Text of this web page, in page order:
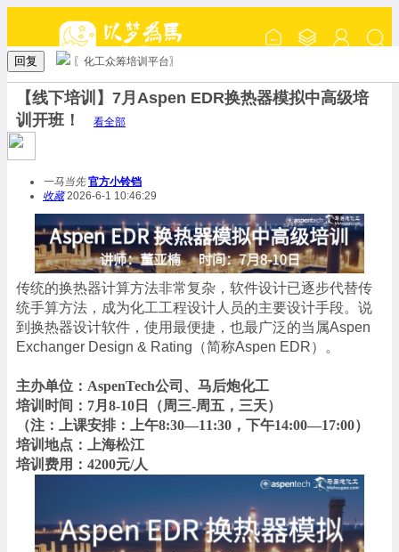
回复 〖化工众筹培训平台〗
【线下培训】7月Aspen EDR换热器模拟中高级培
训开班！
看全部
一马当先 官方小铃铛
收藏2026-6-1 10:46:29
传统的换热器计算方法非常复杂，软件设计已逐步代替传
统手算方法，成为化工工程设计人员的主要设计手段。说
到换热器设计软件，使用最便捷，也最广泛的当属Aspen
Exchanger Design & Rating（简称Aspen EDR）。
主办单位：AspenTech公司、马后炮化工
培训时间：7月8-10日（周三-周五，三天）
（注：上课安排：上午8:30—11:30，下午14:00—17:00）
培训地点：上海松江
培训费用：4200元/人